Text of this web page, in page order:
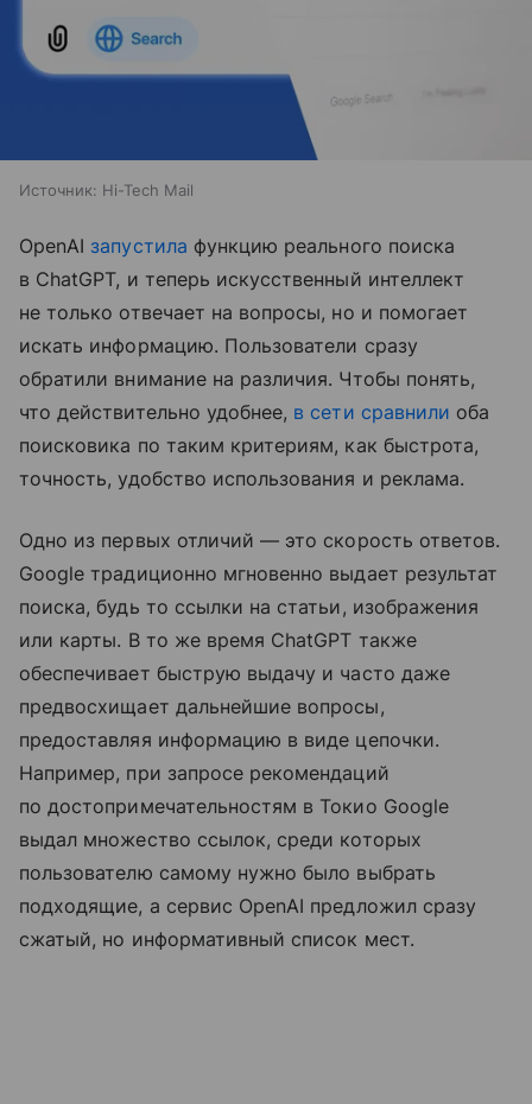
Источник: Hi-Tech Mail
OpenAI запустила функцию реального поиска
в ChatGPT, и теперь искусственный интеллект
не только отвечает на вопросы, но и помогает
искать информацию. Пользователи сразу
обратили внимание на различия. Чтобы понять,
что действительно удобнее, в сети сравнили оба
поисковика по таким критериям, как быстрота,
точность, удобство использования и реклама.
Одно из первых отличий — это скорость ответов.
Google традиционно мгновенно выдает результат
поиска, будь то ссылки на статьи, изображения
или карты. В то же время ChatGPT также
обеспечивает быструю выдачу и часто даже
предвосхищает дальнейшие вопросы,
предоставляя информацию в виде цепочки.
Например, при запросе рекомендаций
по достопримечательностям в Токио Google
выдал множество ссылок, среди которых
пользователю самому нужно было выбрать
подходящие, а сервис OpenAI предложил сразу
сжатый, но информативный список мест.